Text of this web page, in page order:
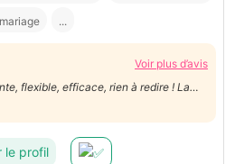
...
Voir plus d’avis
flexible, efficace, rien à redire ! La
mener à bien vos projets ! 👍🏻👍🏻
le profil